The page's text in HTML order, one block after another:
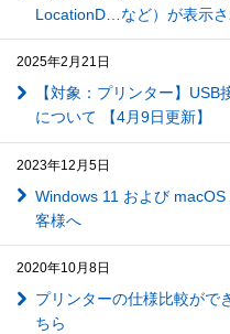
LocationD…など）が表示さ
2025年2月21日
【対象：プリンター】
について 【4月9日更新】
2023年12月5日
Windows 11 および
客様へ
2020年10月8日
プリンターの仕様比較がで
ちら